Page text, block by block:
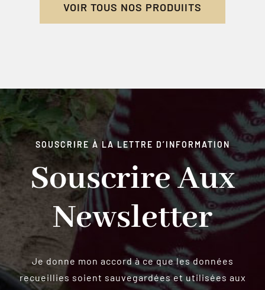
VOIR TOUS NOS PRODUIITS
SOUSCRIRE À LA LETTRE D’INFORMATION
Souscrire Aux
Newsletter
Je donne mon accord à ce que les données
recueillies soient sauvegardées et utilisées aux